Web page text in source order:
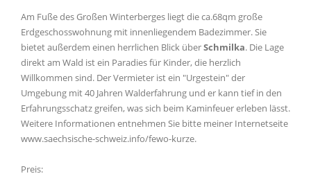
Am Fuße des Großen Winterberges liegt die ca.68qm große
Erdgeschosswohnung mit innenliegendem Badezimmer. Sie
bietet außerdem einen herrlichen Blick überSchmilka. Die Lage
direkt am Wald ist ein Paradies für Kinder, die herzlich
Willkommen sind. Der Vermieter ist ein "Urgestein" der
Umgebung mit 40 Jahren Walderfahrung und er kann tief in den
Erfahrungsschatz greifen, was sich beim Kaminfeuer erleben lässt.
Weitere Informationen entnehmen Sie bitte meiner Internetseite
www.saechsische-schweiz.info/fewo-kurze.
Preis: